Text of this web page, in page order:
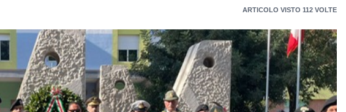
ARTICOLO VISTO 112 VOLTE